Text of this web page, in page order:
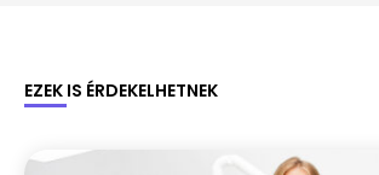
EZEK IS ÉRDEKELHETNEK